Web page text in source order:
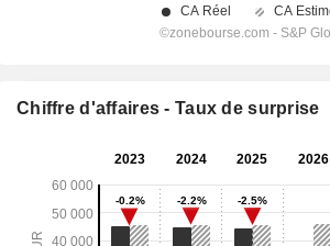
Chiffre d'affaires - Taux de surprise